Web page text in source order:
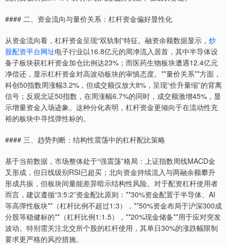
#### 二、资金流向与量价关系：杠杆资金偏好显性化
从资金流向看，杠杆资金呈现“双轨制”特征。融资余额数据显示， 炒
股配资平台网址电子行业以16.8亿元的周净流入居首，其中半导体设
备子板块获杠杆资金加仓比例达23%；而医药生物板块遭遇12.4亿元
净偿还，显示杠杆资金对高波动板块的审慎态度。**量价关系**方面，
科创50指数周涨幅3.2%，但成交额仅放大8%，呈现“价升量缩”的背离
信号；反观北证50指数，在周涨幅6.7%的同时，成交额激增45%，显
示增量资金入场迹象。这种分化表明，杠杆资金更倾向于在流动性充
裕的板块中寻找弹性标的。
#### 三、趋势判断：结构性震荡中的杠杆配比策略
基于当前数据，市场整体处于“强震荡”格局：上证指数周线MACD金
叉形成，但日线级别RSI已超买；北向资金持续流入与两融余额攀升
形成共振，但板块间量能差异暗示结构性风险。对于配资杠杆使用者
而言，建议遵循“3:5:2”资金配比原则：**30%资金配置于半导体、AI
等高弹性板块**（杠杆比例不超过1:3），**50%资金布局于沪深300成
分股等稳健标的**（杠杆比例1:1.5），**20%现金储备**用于应对突发
波动。特别需关注北交所个股的杠杆使用，其单日30%的涨跌幅限制
要求更严格的风控措施。